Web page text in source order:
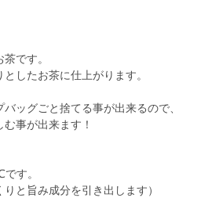
です。
したお茶に仕上がります。
ッグごと捨てる事が出来るので、
事が出来ます！
す。
と旨み成分を引き出します）